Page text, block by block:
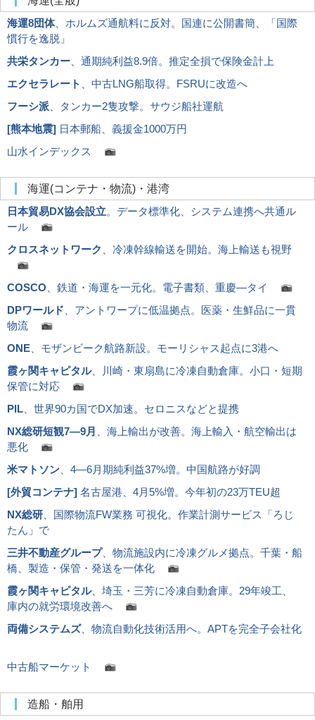
海運8団体、ホルムズ通航料に反対。国連に公開書簡、「国際
慣行を逸脱」
共栄タンカー 、通期純利益8.9倍。推定全損で保険金計上
エクセラレート
、中古LNG船取得。FSRUに改造へ
フーシ派 、タンカー2隻攻撃。サウジ船社運航
[熊本地震] 日本郵船、義援金1000万円
山水インデックス
海運(コンテナ・物流)・港湾
日本貿易DX協会設立。データ標準化、システム連携へ共通ル
ール
クロスネットワーク
、冷凍幹線輸送を開始。海上輸送も視野
COSCO 、鉄道・海運を一元化。電子書類、重慶―タイ
DPワールド 、アントワープに低温拠点。医薬・生鮮品に一貫
物流
ONE 、モザンビーク航路新設。モーリシャス起点に3港へ
霞ヶ関キャピタル、川崎・東扇島に冷凍自動倉庫。小口・短期
保管に対応
PIL 、世界90カ国でDX加速。セロニスなどと提携
NX総研短観7―9月
、海上輸出が改善。海上輸入・航空輸出は
悪化
米マトソン 、4―6月期純利益37%増。中国航路が好調
[外貿コンテナ] 名古屋港、4月5%増。今年初の23万TEU超
NX総研 、国際物流FW業務 可視化。作業計測サービス「ろじ
たん」で
三井不動産グループ、物流施設内に冷凍グルメ拠点。千葉・船
橋、製造・保管・発送を一体化
霞ヶ関キャピタル、埼玉・三芳に冷凍自動倉庫。29年竣工、
庫内の就労環境改善へ
両備システムズ、物流自動化技術活用へ。APTを完全子会社化
中古船マーケット
造船・舶用